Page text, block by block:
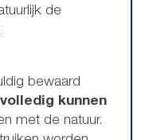
de
bewaard
volledig kunnen
met de natuur.